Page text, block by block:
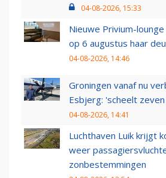
04-08-2026, 15:33
Nieuwe Privium-
op 6 augustus haar
04-08-2026, 14:46
Groningen vanaf nu
Esbjerg: 'scheelt
04-08-2026, 14:41
Luchthaven Luik krijgt
weer
zonbestemmingen